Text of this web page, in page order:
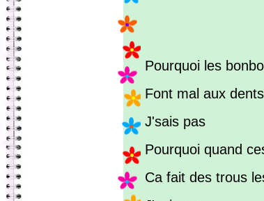
Pourquoi les
Font mal aux
J'sais pas
Pourquoi quand
Ca fait des trous